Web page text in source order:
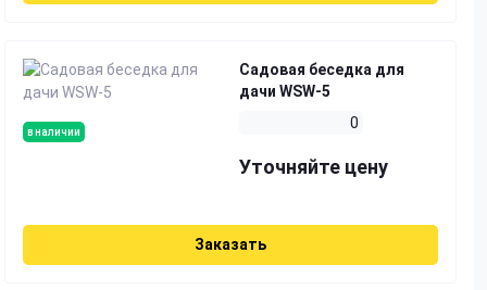
в наличии
Садовая беседка для
дачи WSW-5
0
Уточняйте цену
Заказать